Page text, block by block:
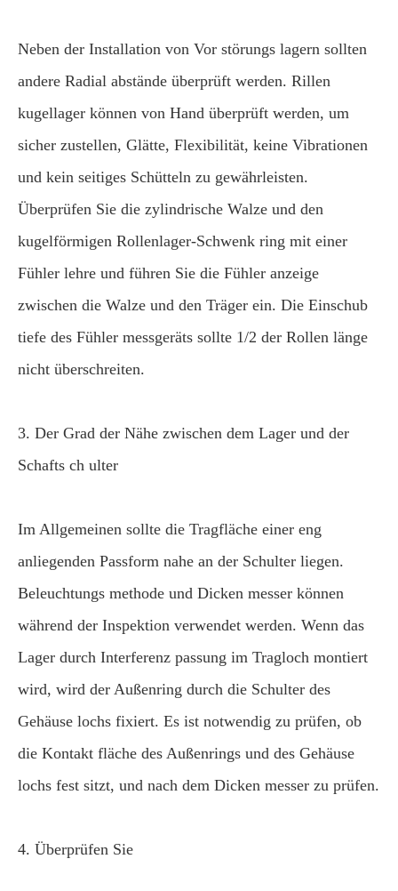
Neben der Installation von Vor störungs lagern sollten
andere Radial abstände überprüft werden. Rillen
kugellager können von Hand überprüft werden, um
sicher zustellen, Glätte, Flexibilität, keine Vibrationen
und kein seitiges Schütteln zu gewährleisten.
Überprüfen Sie die zylindrische Walze und den
kugelförmigen Rollenlager-Schwenk ring mit einer
Fühler lehre und führen Sie die Fühler anzeige
zwischen die Walze und den Träger ein. Die Einschub
tiefe des Fühler messgeräts sollte 1/2 der Rollen länge
nicht überschreiten.
3. Der Grad der Nähe zwischen dem Lager und der
Schafts ch ulter
Im Allgemeinen sollte die Tragfläche einer eng
anliegenden Passform nahe an der Schulter liegen.
Beleuchtungs methode und Dicken messer können
während der Inspektion verwendet werden. Wenn das
Lager durch Interferenz passung im Tragloch montiert
wird, wird der Außenring durch die Schulter des
Gehäuse lochs fixiert. Es ist notwendig zu prüfen, ob
die Kontakt fläche des Außenrings und des Gehäuse
lochs fest sitzt, und nach dem Dicken messer zu prüfen.
4. Überprüfen Sie